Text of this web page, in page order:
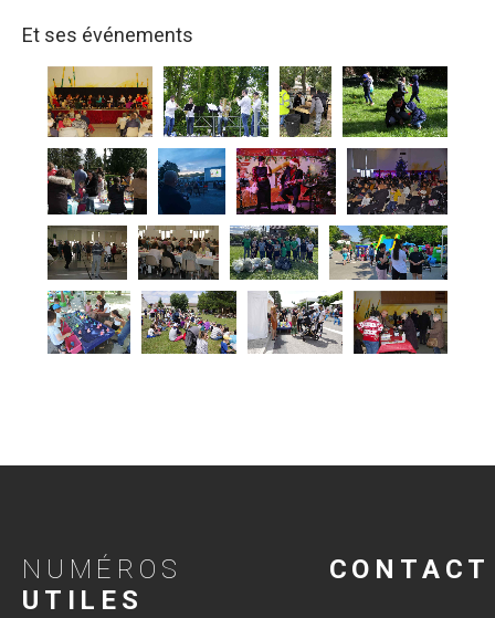
Et ses événements
NUMÉROS
UTILES
CONTACT